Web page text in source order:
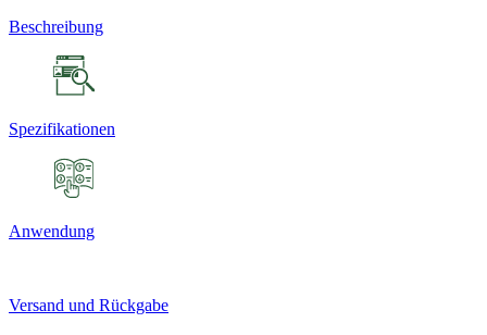
Beschreibung
Spezifikationen
Anwendung
Versand und Rückgabe